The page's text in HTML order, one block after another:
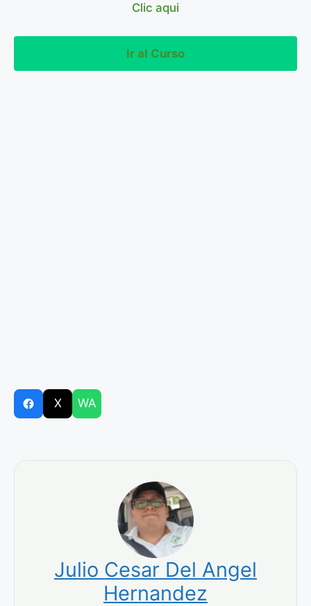
Clic aqui
Ir al Curso
X WA
Julio Cesar Del Angel
Hernandez